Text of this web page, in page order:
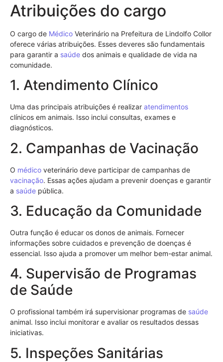
Atribuições do cargo
O cargo de Médico Veterinário na Prefeitura de Lindolfo Collor
oferece várias atribuições. Esses deveres são fundamentais
para garantir a saúde dos animais e qualidade de vida na
comunidade.
1. Atendimento Clínico
Uma das principais atribuições é realizar atendimentos
clínicos em animais. Isso inclui consultas, exames e
diagnósticos.
2. Campanhas de Vacinação
O médico veterinário deve participar de campanhas de
vacinação. Essas ações ajudam a prevenir doenças e garantir
a saúde pública.
3. Educação da Comunidade
Outra função é educar os donos de animais. Fornecer
informações sobre cuidados e prevenção de doenças é
essencial. Isso ajuda a promover um melhor bem-estar animal.
4. Supervisão de Programas
de Saúde
O profissional também irá supervisionar programas de saúde
animal. Isso inclui monitorar e avaliar os resultados dessas
iniciativas.
5. Inspeções Sanitárias